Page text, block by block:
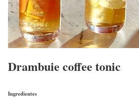
Drambuie coffee tonic
Ingredientes